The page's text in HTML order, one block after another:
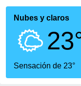
ha sido
calidad.
a este
las
Nubes y claros
Sensación de 23°